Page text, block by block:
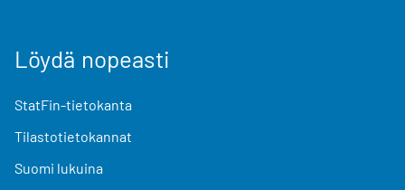
Löydä nopeasti
StatFin-tietokanta
Tilastotietokannat
Suomi lukuina